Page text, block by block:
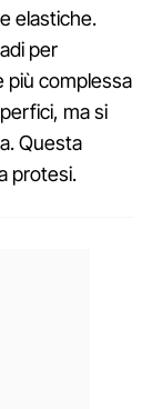
elastiche.
per
più complessa
ma si
Questa
protesi.